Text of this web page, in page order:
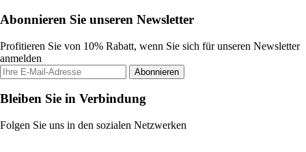
Abonnieren Sie unseren Newsletter
Profitieren Sie von 10% Rabatt, wenn Sie sich für unseren Newsletter
anmelden
Abonnieren
Bleiben Sie in Verbindung
Folgen Sie uns in den sozialen Netzwerken